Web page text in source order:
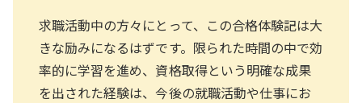
求職活動中の方々にとって、この合格体験記は大
きな励みになるはずです。限られた時間の中で効
率的に学習を進め、資格取得という明確な成果
を出された経験は、今後の就職活動や仕事にお